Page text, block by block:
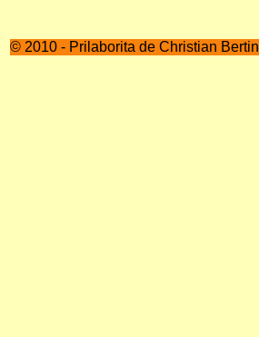
© 2010 - Prilaborita de Christian Bertin